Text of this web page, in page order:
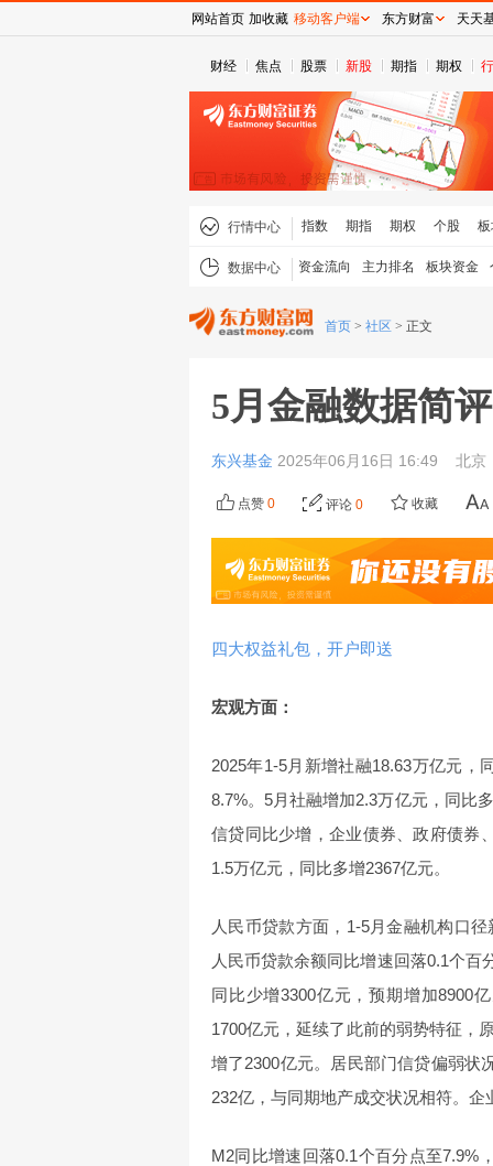
财经 焦点 股票 新股 期指 期权
行情中心 指数 期指 期权 个股
数据中心 资金流向 主力排名 板块资金
首页 > 社区 > 正文
5月金融数据简评
东兴基金 2025年06月16日 16:49 北京
点赞 0 评论 0 收藏
四大权益礼包，开户即送
宏观方面：
2025年1-5月新增社融18.63万亿元，
8.7%。5月社融增加2.3万亿元，同比
信贷同比少增，企业债券、政府债券
1.5万亿元，同比多增2367亿元。
人民币贷款方面，1-5月金融机构口
人民币贷款余额同比增速回落0.1个百
同比少增3300亿元，预期增加8900
1700亿元，延续了此前的弱势特征，
增了2300亿元。居民部门信贷偏弱状
232亿，与同期地产成交状况相符。
M2同比增速回落0.1个百分点至7.9%
网站首页 加收藏 移动客户端 东方财富 天天